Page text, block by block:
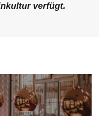
verfügt.